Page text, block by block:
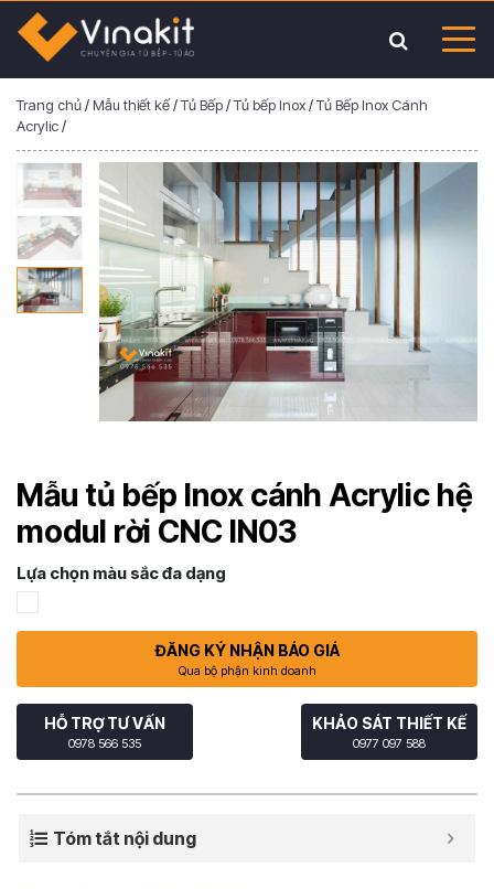
Trang chủ/Mẫu thiết kế/Tủ Bếp/Tủ bếp Inox/Tủ Bếp Inox Cánh
Acrylic/
Mẫu tủ bếp Inox cánh Acrylic hệ
modul rời CNC IN03
Lựa chọn màu sắc đa dạng
ĐĂNG KÝ NHẬN BÁO GIÁ
Qua bộ phận kinh doanh
HỖ TRỢ TƯ VẤN
0978 566 535
KHẢO SÁT THIẾT KẾ
0977 097 588
Tóm tắt nội dung